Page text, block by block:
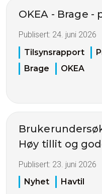
OKEA - Brage
Publisert: 24. juni 2026
Tilsynsrapport
Brage
OKEA
Høy tillit og
Publisert: 23. juni 2026
Nyhet
Havtil